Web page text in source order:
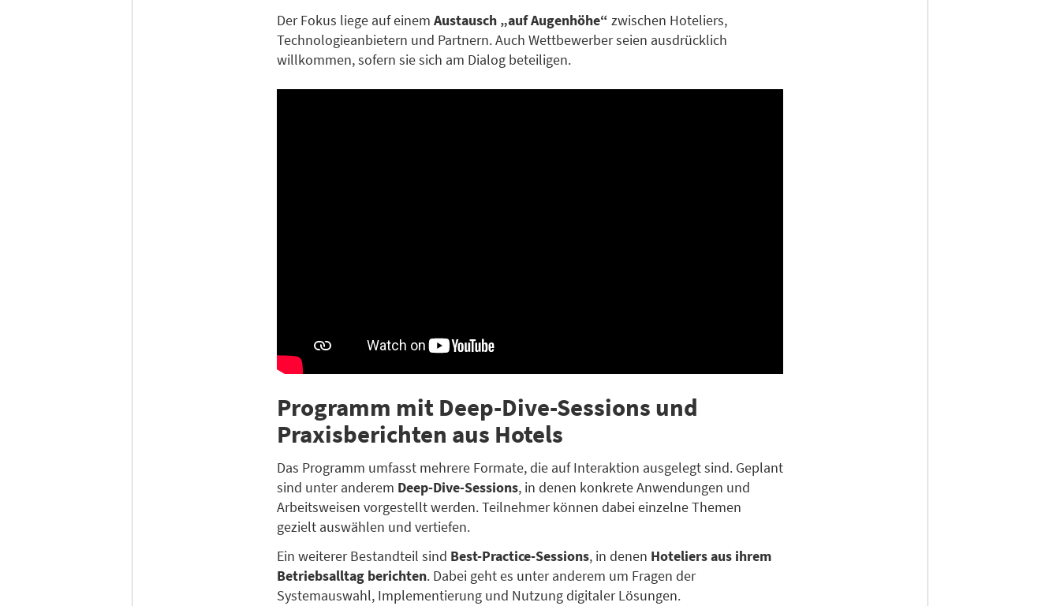
Der Fokus liege auf einem Austausch „auf Augenhöhe“ zwischen Hoteliers,
Technologieanbietern und Partnern. Auch Wettbewerber seien ausdrücklich
willkommen, sofern sie sich am Dialog beteiligen.
Programm mit Deep-Dive-Sessions und
Praxisberichten aus Hotels
Das Programm umfasst mehrere Formate, die auf Interaktion ausgelegt sind. Geplant
sind unter anderem Deep-Dive-Sessions, in denen konkrete Anwendungen und
Arbeitsweisen vorgestellt werden. Teilnehmer können dabei einzelne Themen
gezielt auswählen und vertiefen.
Ein weiterer Bestandteil sind Best-Practice-Sessions, in denen Hoteliers aus ihrem
Betriebsalltag berichten. Dabei geht es unter anderem um Fragen der
Systemauswahl, Implementierung und Nutzung digitaler Lösungen.